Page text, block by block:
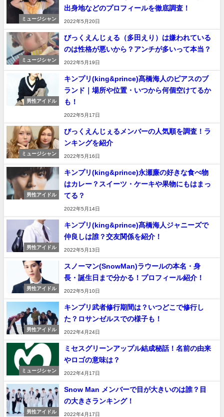
ミュージシャン
出身地などのプロフィールを徹底調査！
2022年5月20日
ミュージシャン
びっくえんじぇる（多田えり）は嫌われている
のは性格が悪いから？アンチが多いって本当？
2022年5月19日
男性アイドル
キンプリ(king&prince)髙橋海人のピアスのブ
ランド｜場所や位置・いつから何個空けてるか
も！
2022年5月17日
ミュージシャン
びっくえんじぇるメンバーの人気順を調査！ラ
ンキングを紹介
2022年5月16日
男性アイドル
キンプリ(king&prince)永瀬廉の好きな食べ物
はカレー？スイーツ・ケーキや果物にもはまっ
てる？
2022年5月14日
男性アイドル
キンプリ(king&prince)髙橋海人ジャニーズで
仲良しは誰？交友関係を紹介！
2022年5月13日
男性アイドル
スノーマン(SnowMan)ラウールの本名・身
長・誕生日まで分かる！プロフィール紹介！
2022年5月10日
男性アイドル
キンプリ武者修行期間は？いつどこで修行し
た？ロサンゼルスでの様子も！
2022年4月24日
ミュージシャン
ミセスグリーンアップル結成秘話！名前の由来
やロゴの意味は？
2022年4月17日
男性アイドル
Snow Man メンバーで目が大きいのは誰？目
の大きさランキング！
2022年4月17日